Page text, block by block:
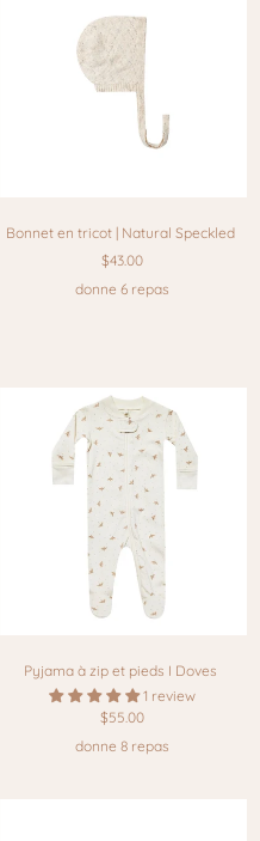
Bonnet en tricot | Natural Speckled
$43.00
donne 6 repas
Pyjama à zip et pieds I Doves
1 review
$55.00
donne 8 repas